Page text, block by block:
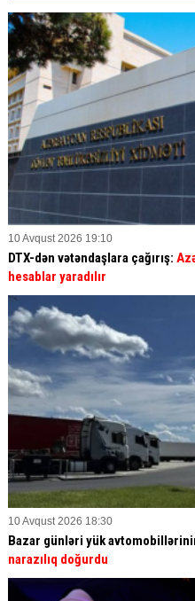
10 Avqust 2026 19:10
DTX-dən vətəndaşlara çağırış:
hesablar yaradılır
10 Avqust 2026 18:30
Bazar günləri yük
narazılıq doğurdu